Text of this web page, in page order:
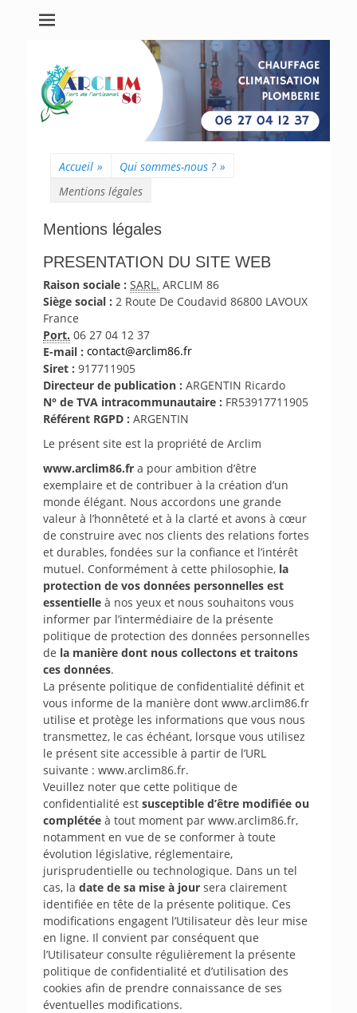
Accueil » Qui sommes-nous ? »
Mentions légales
Mentions légales
PRESENTATION DU SITE WEB
Raison sociale : SARL. ARCLIM 86
Siège social : 2 Route De Coudavid 86800 LAVOUX
France
Port. 06 27 04 12 37
E-mail :
Siret : 917711905
Directeur de publication : ARGENTIN Ricardo
N° de TVA intracommunautaire : FR53917711905
Référent RGPD : ARGENTIN
Le présent site est la propriété de Arclim
www.arclim86.fr a pour ambition d’être
exemplaire et de contribuer à la création d’un
monde élégant. Nous accordons une grande
valeur à l’honnêteté et à la clarté et avons à cœur
de construire avec nos clients des relations fortes
et durables, fondées sur la confiance et l’intérêt
mutuel. Conformément à cette philosophie, la
protection de vos données personnelles est
essentielle à nos yeux et nous souhaitons vous
informer par l’intermédiaire de la présente
politique de protection des données personnelles
de la manière dont nous collectons et traitons
ces données.
La présente politique de confidentialité définit et
vous informe de la manière dont www.arclim86.fr
utilise et protège les informations que vous nous
transmettez, le cas échéant, lorsque vous utilisez
le présent site accessible à partir de l’URL
suivante : www.arclim86.fr.
Veuillez noter que cette politique de
confidentialité est susceptible d’être modifiée ou
complétée à tout moment par www.arclim86.fr,
notamment en vue de se conformer à toute
évolution législative, réglementaire,
jurisprudentielle ou technologique. Dans un tel
cas, la date de sa mise à jour sera clairement
identifiée en tête de la présente politique. Ces
modifications engagent l’Utilisateur dès leur mise
en ligne. Il convient par conséquent que
l’Utilisateur consulte régulièrement la présente
politique de confidentialité et d’utilisation des
cookies afin de prendre connaissance de ses
éventuelles modifications.